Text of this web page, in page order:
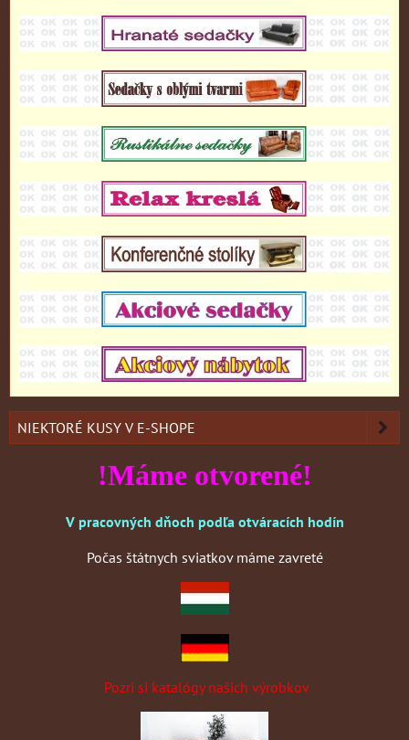
NIEKTORÉ KUSY V E-SHOPE
!Máme otvorené!
V pracovných dňoch podľa otváracích hodín
Počas štátnych sviatkov máme zavreté
Pozri si katalógy našich výrobkov